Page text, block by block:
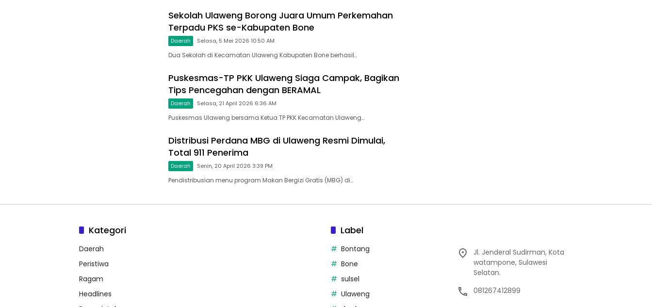
Sekolah Ulaweng Borong Juara Umum Perkemahan
Terpadu PKS se-Kabupaten Bone
Daerah Selasa, 5 Mei 2026 10:50 AM
Dua Sekolah di Kecamatan Ulaweng Kabupaten Bone berhasil…
Puskesmas-TP PKK Ulaweng Siaga Campak, Bagikan
Tips Pencegahan dengan BERAMAL
Daerah Selasa, 21 April 2026 6:36 AM
Puskesmas Ulaweng bersama Ketua TP PKK Kecamatan Ulaweng…
Distribusi Perdana MBG di Ulaweng Resmi Dimulai,
Total 911 Penerima
Daerah Senin, 20 April 2026 3:39 PM
Pendistribusian menu program Makan Bergizi Gratis (MBG) di…
Kategori
Daerah
Peristiwa
Ragam
Headlines
Label
Bontang
Bone
sulsel
Ulaweng
Jl. Jenderal Sudirman, Kota
watampone, Sulawesi
Selatan.
081267412899